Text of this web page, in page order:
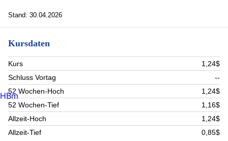
Mineral Resources Limited 6.0% 01-May‑2032 (1.5%)
Nufarm Australia Ltd. 5.0% 27-Jan‑2030 (1.4%)
Stand: 30.04.2026
Kursdaten
Kurs
1,24$
Schluss Vortag
--
52 Wochen-Hoch
1,24$
52 Wochen-Tief
1,16$
Allzeit-Hoch
1,24$
Allzeit-Tief
0,85$
HBm